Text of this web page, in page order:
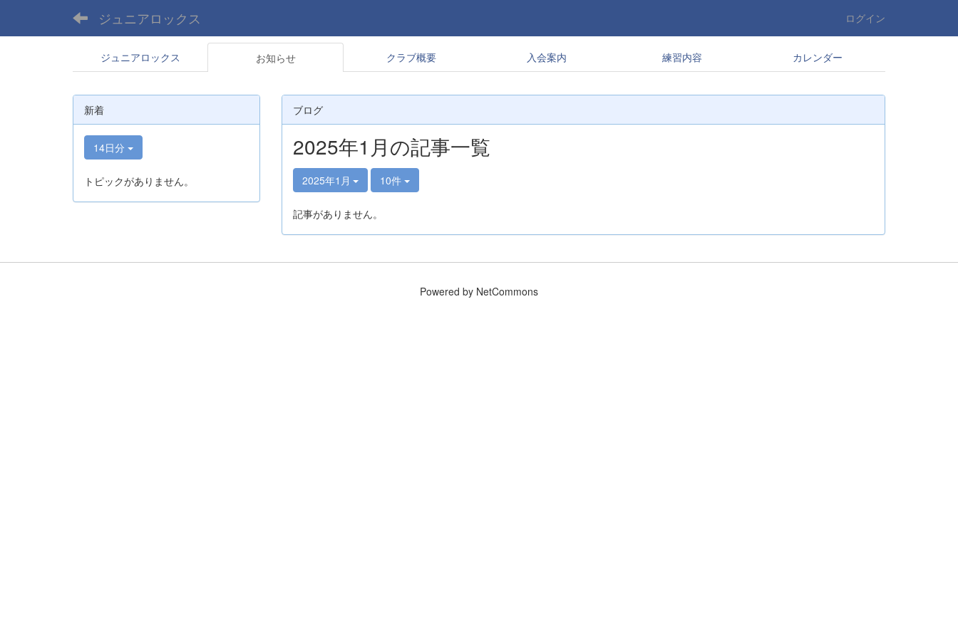
ジュニアロックス ログイン
ジュニアロックス お知らせ クラブ概要 入会案内 練習内容 カレンダー
ブログ
2025年1月の記事一覧
2025年1月 10件
記事がありません。
新着
14日分
トピックがありません。
Powered by NetCommons